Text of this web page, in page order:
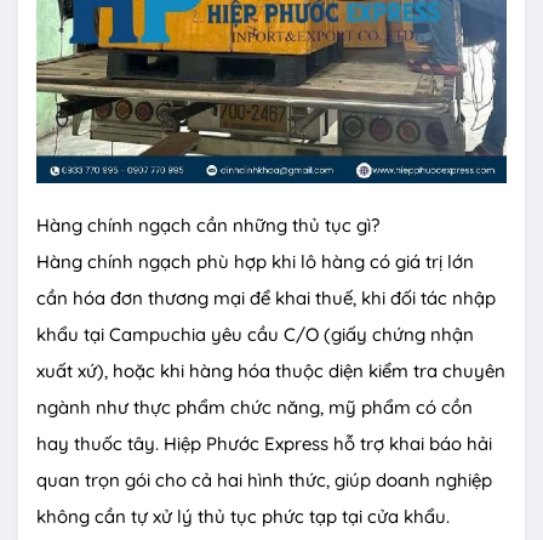
Hàng chính ngạch cần những thủ tục gì?
Hàng chính ngạch phù hợp khi lô hàng có giá trị lớn
cần hóa đơn thương mại để khai thuế, khi đối tác nhập
khẩu tại Campuchia yêu cầu C/O (giấy chứng nhận
xuất xứ), hoặc khi hàng hóa thuộc diện kiểm tra chuyên
ngành như thực phẩm chức năng, mỹ phẩm có cồn
hay thuốc tây. Hiệp Phước Express hỗ trợ khai báo hải
quan trọn gói cho cả hai hình thức, giúp doanh nghiệp
không cần tự xử lý thủ tục phức tạp tại cửa khẩu.